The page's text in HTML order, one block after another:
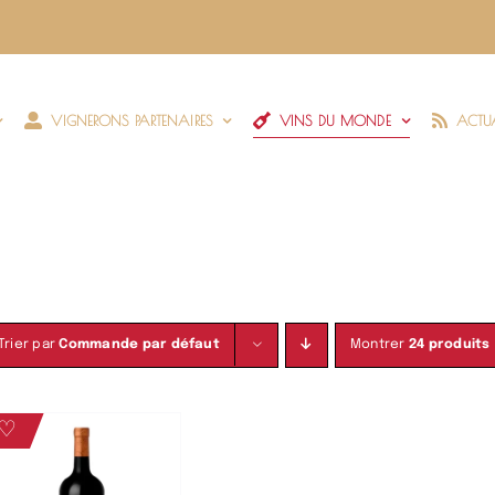
VIGNERONS PARTENAIRES VINS DU MONDE
Trier parCommande par défaut Montrer 24 produits